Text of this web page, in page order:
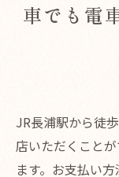
車でも電
JR長浦駅から徒
店いただくこと
ます。お支払い